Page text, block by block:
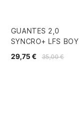
GUANTES 2,0
SYNCRO+ LFS BOY
35,00 €
29,75 €